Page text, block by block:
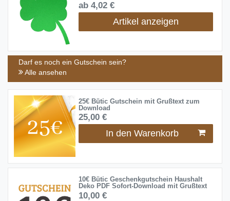
ab 4,02 €
Artikel anzeigen
Darf es noch ein Gutschein sein?
Alle ansehen
25€ Bütic Gutschein mit Grußtext zum
Download
25,00 €
In den Warenkorb
10€ Bütic Geschenkgutschein Haushalt
Deko PDF Sofort-Download mit Grußtext
10,00 €